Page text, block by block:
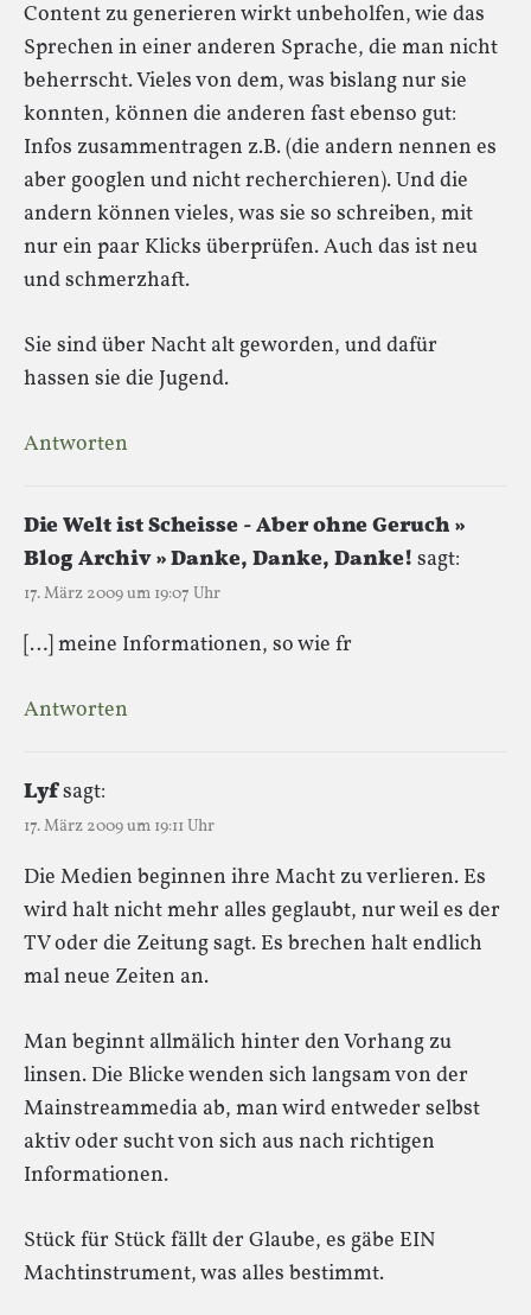
Content zu generieren wirkt unbeholfen, wie das
Sprechen in einer anderen Sprache, die man nicht
beherrscht. Vieles von dem, was bislang nur sie
konnten, können die anderen fast ebenso gut:
Infos zusammentragen z.B. (die andern nennen es
aber googlen und nicht recherchieren). Und die
andern können vieles, was sie so schreiben, mit
nur ein paar Klicks überprüfen. Auch das ist neu
und schmerzhaft.
Sie sind über Nacht alt geworden, und dafür
hassen sie die Jugend.
Antworten
Die Welt ist Scheisse - Aber ohne Geruch »
Blog Archiv » Danke, Danke, Danke! sagt:
17. März 2009 um 19:07 Uhr
[…] meine Informationen, so wie fr
Antworten
Lyfsagt:
17. März 2009 um 19:11 Uhr
Die Medien beginnen ihre Macht zu verlieren. Es
wird halt nicht mehr alles geglaubt, nur weil es der
TV oder die Zeitung sagt. Es brechen halt endlich
mal neue Zeiten an.
Man beginnt allmälich hinter den Vorhang zu
linsen. Die Blicke wenden sich langsam von der
Mainstreammedia ab, man wird entweder selbst
aktiv oder sucht von sich aus nach richtigen
Informationen.
Stück für Stück fällt der Glaube, es gäbe EIN
Machtinstrument, was alles bestimmt.